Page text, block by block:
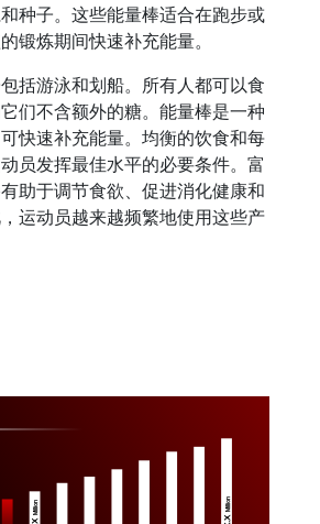
种子。这些能量棒适合在跑步或
锻炼期间快速补充能量。
括游泳和划船。所有人都可以食
们不含额外的糖。能量棒是一种
快速补充能量。均衡的饮食和每
员发挥最佳水平的必要条件。富
助于调节食欲、促进消化健康和
运动员越来越频繁地使用这些产
Million Million